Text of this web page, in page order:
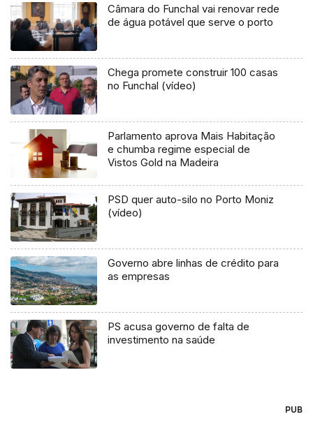
Câmara do Funchal vai renovar rede
de água potável que serve o porto
Chega promete construir 100 casas
no Funchal (vídeo)
Parlamento aprova Mais Habitação
e chumba regime especial de
Vistos Gold na Madeira
PSD quer auto-silo no Porto Moniz
(vídeo)
Governo abre linhas de crédito para
as empresas
PS acusa governo de falta de
investimento na saúde
PUB